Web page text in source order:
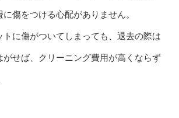
傷をつける心配がありません。
トに傷がついてしまっても、退去の際は
がせば、クリーニング費用が高くならず